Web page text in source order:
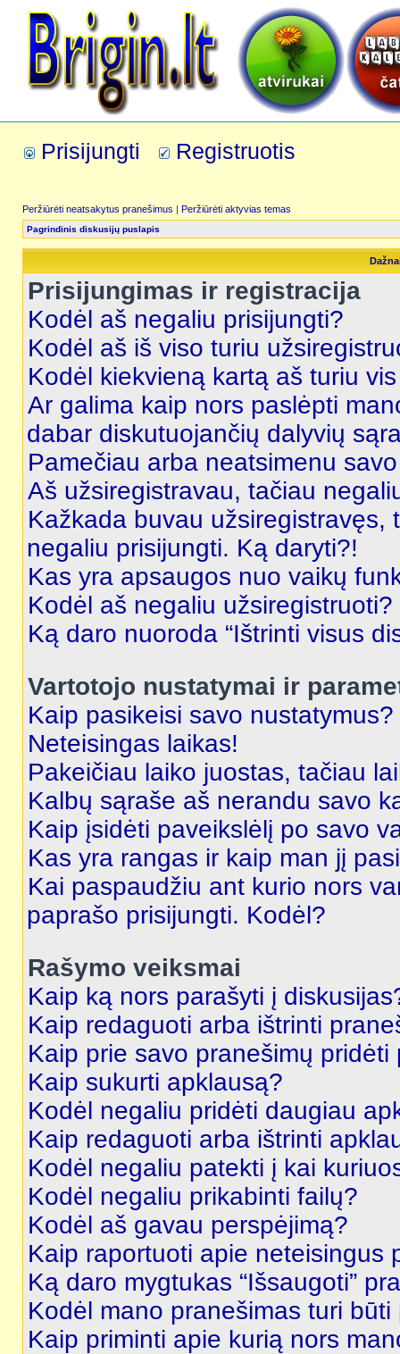
Prisijungti Registruotis
Peržiūrėti neatsakytus pranešimus | Peržiūrėti aktyvias temas
Pagrindinis diskusijų puslapis
Prisijungimas ir registracija
Kodėl aš negaliu prisijungti?
Kodėl aš iš viso turiu
Kodėl kiekvieną kartą aš turiu
Ar galima kaip nors paslėpti
dabar diskutuojančių dalyvių
Pamečiau arba neatsimenu
Aš užsiregistravau, tačiau
Kažkada buvau užsiregistravęs,
negaliu prisijungti. Ką daryti?!
Kas yra apsaugos nuo vaikų
Kodėl aš negaliu užsiregistruoti?
Ką daro nuoroda “Ištrinti visus
Vartotojo nustatymai ir
Kaip pasikeisi savo nustatymus?
Neteisingas laikas!
Pakeičiau laiko juostas, tačiau
Kalbų sąraše aš nerandu savo
Kaip įsidėti paveikslėlį po savo
Kas yra rangas ir kaip man jį
Kai paspaudžiu ant kurio nors
paprašo prisijungti. Kodėl?
Rašymo veiksmai
Kaip ką nors parašyti į
Kaip redaguoti arba ištrinti
Kaip prie savo pranešimų pridėti
Kaip sukurti apklausą?
Kodėl negaliu pridėti daugiau
Kaip redaguoti arba ištrinti
Kodėl negaliu patekti į kai
Kodėl negaliu prikabinti failų?
Kodėl aš gavau perspėjimą?
Kaip raportuoti apie neteisingus
Ką daro mygtukas “Išsaugoti”
Kodėl mano pranešimas turi būti
Kaip priminti apie kurią nors